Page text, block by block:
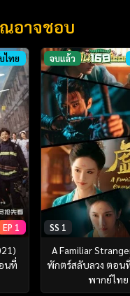
อาจชอบ
ไทย
EP 1
นที่
จบแล้ว
SS 1
A Familiar
พักตร์สลับลวง ตอน
พากย์ไทย